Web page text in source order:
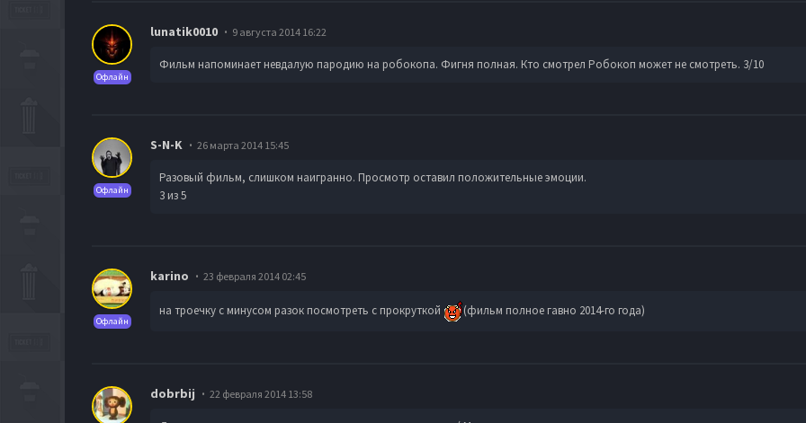
Офлайн
lunatik0010 9 августа 2014 16:22
Фильм напоминает невдалую пародию на робокопа. Фигня полная. Кто смотрел Робокоп может не смотреть. 3/10
Офлайн
S-N-K 26 марта 2014 15:45
Разовый фильм, слишком наигранно. Просмотр оставил положительные эмоции.
3 из 5
Офлайн
karino 23 февраля 2014 02:45
на троечку с минусом разок посмотреть с прокруткой (фильм полное гавно 2014-го года)
dobrbij 22 февраля 2014 13:58